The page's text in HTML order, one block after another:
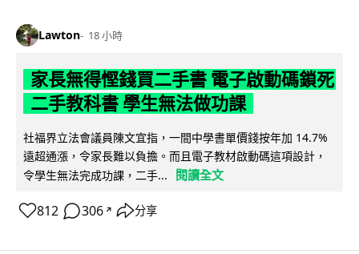
Lawton 18 小時
家長無得慳錢買二手書 電子啟動碼鎖死
二手教科書 學生無法做功課
社福界立法會議員陳文宜指，一間中學書單價錢按年加 14.7%
遠超通漲，令家長難以負擔。而且電子教材啟動碼這項設計，
令學生無法完成功課，二手...
閱讀全文
812 306 ↗ 分享